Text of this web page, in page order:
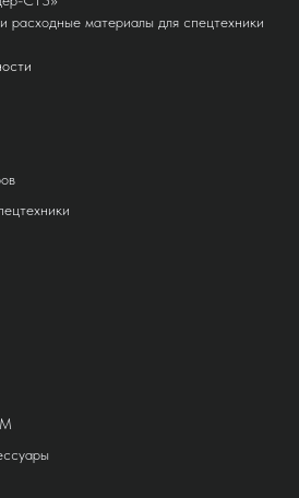
материалы для спецтехники